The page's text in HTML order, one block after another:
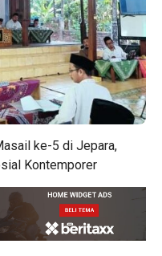
ke-5 di Jepara,
Kontemporer